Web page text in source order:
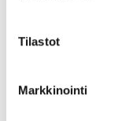
Tilastot
Markkinointi